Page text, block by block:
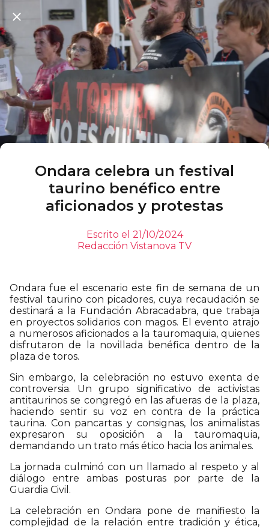
Ondara celebra un festival
taurino benéfico entre
aficionados y protestas
Escrito el 21/10/2024
Redacción Vistanova TV
Ondara fue el escenario este fin de semana de un
festival taurino con picadores, cuya recaudación se
destinará a la Fundación Abracadabra, que trabaja
en proyectos solidarios con magos. El evento atrajo
a numerosos aficionados a la tauromaquia, quienes
disfrutaron de la novillada benéfica dentro de la
plaza de toros.
Sin embargo, la celebración no estuvo exenta de
controversia. Un grupo significativo de activistas
antitaurinos se congregó en las afueras de la plaza,
haciendo sentir su voz en contra de la práctica
taurina. Con pancartas y consignas, los animalistas
expresaron su oposición a la tauromaquia,
demandando un trato más ético hacia los animales.
La jornada culminó con un llamado al respeto y al
diálogo entre ambas posturas por parte de la
Guardia Civil.
La celebración en Ondara pone de manifiesto la
complejidad de la relación entre tradición y ética,